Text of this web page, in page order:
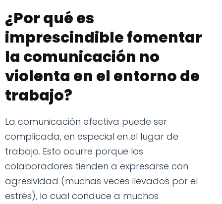
¿Por qué es
imprescindible fomentar
la comunicación no
violenta en el entorno de
trabajo?
La comunicación efectiva puede ser
complicada, en especial en el lugar de
trabajo. Esto ocurre porque los
colaboradores tienden a expresarse con
agresividad (muchas veces llevados por el
estrés), lo cual conduce a muchos